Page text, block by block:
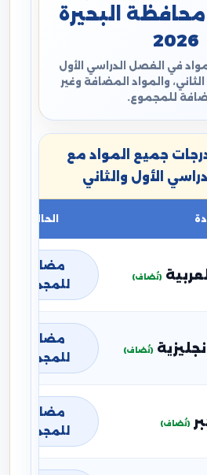
محافظة البحيرة
2026
في الفصل الدراسي الأول
والمواد المضافة وغير
للمجموع.
جميع المواد مع
الأول والثاني
الحالة
(تُضاف)
مضافة
للمجموع
(تُضاف)
مضافة
للمجموع
(تُضاف)
مضافة
للمجموع